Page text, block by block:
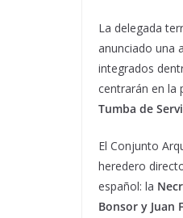
La delegada
anunciado una
integrados
centrarán en la
Tumba de
El Conjunto
heredero
español: la
Bonsor y Juan